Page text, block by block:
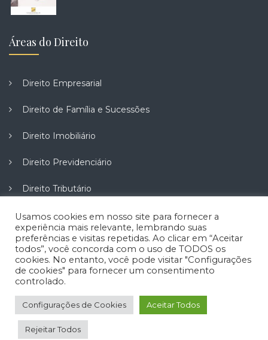
Áreas do Direito
Direito Empresarial
Direito de Família e Sucessões
Direito Imobiliário
Direito Previdenciário
Direito Tributário
Direito do Trabalho
Direito do Consumidor
Copyright © 2026 Oliveira & Dansiguer. Todos os direitos
reservados.
Usamos cookies em nosso site para fornecer a
experiência mais relevante, lembrando suas
preferências e visitas repetidas. Ao clicar em “Aceitar
todos”, você concorda com o uso de TODOS os
cookies. No entanto, você pode visitar "Configurações
de cookies" para fornecer um consentimento
controlado.
Configurações de Cookies Aceitar Todos
Rejeitar Todos